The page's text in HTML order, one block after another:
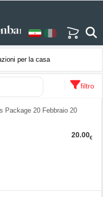
per la casa
filtro
Package 20 Febbraio 20
20.00€